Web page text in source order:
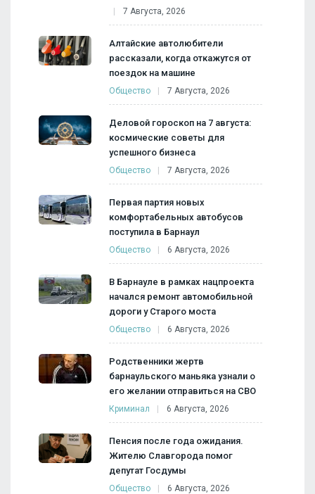
7 Августа, 2026
Алтайские автолюбители
рассказали, когда откажутся от
поездок на машине
Общество 7 Августа, 2026
Деловой гороскоп на 7 августа:
космические советы для
успешного бизнеса
Общество 7 Августа, 2026
Первая партия новых
комфортабельных автобусов
поступила в Барнаул
Общество 6 Августа, 2026
В Барнауле в рамках нацпроекта
начался ремонт автомобильной
дороги у Старого моста
Общество 6 Августа, 2026
Родственники жертв
барнаульского маньяка узнали о
его желании отправиться на СВО
Криминал 6 Августа, 2026
Пенсия после года ожидания.
Жителю Славгорода помог
депутат Госдумы
Общество 6 Августа, 2026